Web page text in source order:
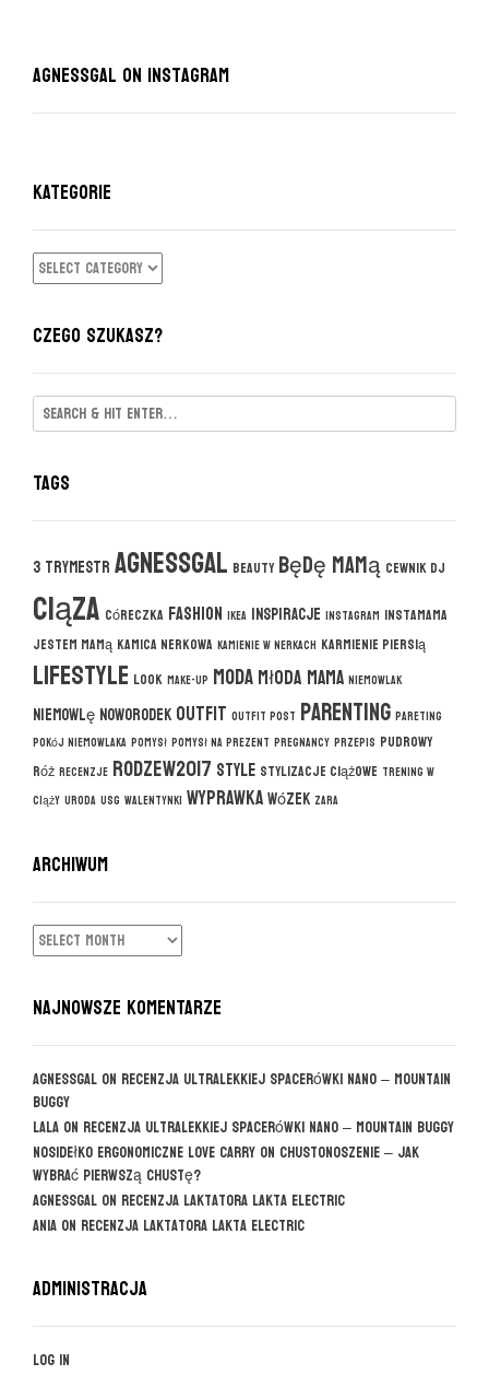
AgnessGal on Instagram
KATEGORIE
KATEGORIE
CZEGO SZUKASZ?
Tags
3 trymestragnessgal beauty będę mamą cewnik DJ
ciąza córeczka fashion ikea inspiracje instagram instamama
jestem mamą kamica nerkowa kamienie w nerkach karmienie piersią
lifestyle look make-up modamłoda mama niemowlak
niemowlęnoworodekoutfit outfit post parenting pareting
pokój niemowlaka pomysł pomysł na prezent pregnancy przepis pudrowy
róż recenzje rodzew2017 style stylizacje ciążowe trening w
ciąży uroda usg walentynki wyprawkawózek zara
ARCHIWUM
ARCHIWUM
NAJNOWSZE KOMENTARZE
agnessgal on Recenzja ultralekkiej spacerówki Nano – Mountain
Buggy
Lala on Recenzja ultralekkiej spacerówki Nano – Mountain Buggy
Nosidełko ergonomiczne Love Carry on CHUSTONOSZENIE – jak
wybrać pierwszą chustę?
agnessgal on Recenzja laktatora Lakta Electric
Ania on Recenzja laktatora Lakta Electric
Administracja
Log in